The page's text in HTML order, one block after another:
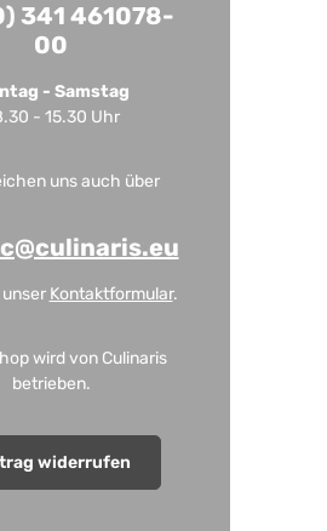
341 461078-
00
- Samstag
- 15.30 Uhr
uns auch über
Kontaktformular.
wird von Culinaris
betrieben.
widerrufen